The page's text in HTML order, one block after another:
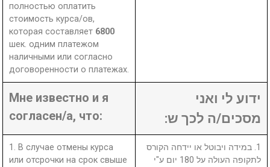
полностью оплатить
стоимость курса/ов,
которая составляет 6800
шек. одним платежом
наличными или согласно
договоренности о платежах.
Мне известно и я
согласен/а, что:
ידוע לי ואני
מסכים/ה לכך ש:
1. В случае отмены курса
или отсрочки на срок свыше
1. במידה ויבוטל או יידחה הקורס
לתקופה העולה על 180 יום ע"י